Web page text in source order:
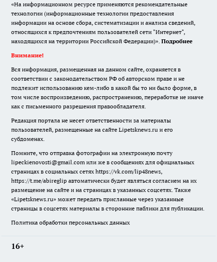
«На информационном ресурсе применяются рекомендательные
технологии (информационные технологии предоставления
информации на основе сбора, систематизации и анализа сведений,
относящихся к предпочтениям пользователей сети "Интернет",
находящихся на территории Российской Федерации)». Подробнее
Внимание!
Вся информация, размещенная на данном сайте, охраняется в
соответствии с законодательством РФ об авторском праве и не
подлежит использованию кем-либо в какой бы то ни было форме, в
том числе воспроизведению, распространению, переработке не иначе
как с письменного разрешения правообладателя.
Редакция портала не несет ответственности за материалы
пользователей, размещенные на сайте Lipetsknews.ru и его
субдоменах.
Помните, что отправка фотографии на электронную почту
lipeckienovosti@gmail.com или же в сообщениях для официальных
страницах в социальных сетях https://vk.com/lip48news,
https://t.me/abireglip автоматически будет являться согласием на их
размещение на сайте и на страницах в указанных соцсетях. Также
«Lipetsknews.ru» может передать присланные через указанные
страницы в соцсетях материалы в сторонние паблики для публикации.
Политика обработки персональных данных
16+